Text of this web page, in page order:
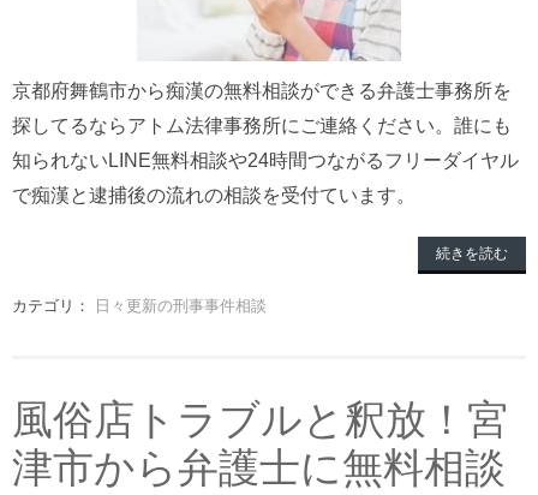
京都府舞鶴市から痴漢の無料相談ができる弁護士事務所を
探してるならアトム法律事務所にご連絡ください。誰にも
知られないLINE無料相談や24時間つながるフリーダイヤル
で痴漢と逮捕後の流れの相談を受付ています。
続きを読む
カテゴリ： 日々更新の刑事事件相談
風俗店トラブルと釈放！宮
津市から弁護士に無料相談